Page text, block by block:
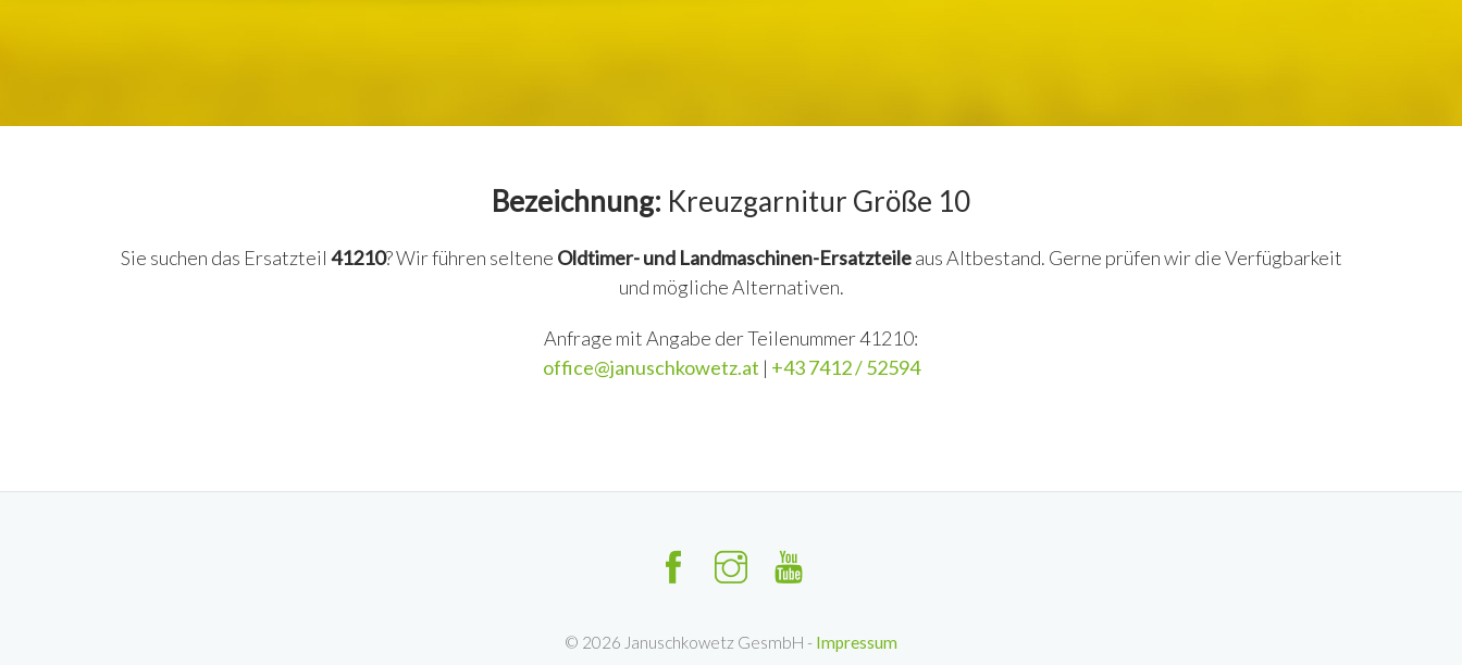
Bezeichnung: Kreuzgarnitur Größe 10
Sie suchen das Ersatzteil 41210? Wir führen seltene Oldtimer- und Landmaschinen-Ersatzteileaus Altbestand. Gerne prüfen wir die Verfügbarkeit
und mögliche Alternativen.
Anfrage mit Angabe der Teilenummer 41210:
office@januschkowetz.at | +43 7412 / 52594
© 2026 Januschkowetz GesmbH - Impressum